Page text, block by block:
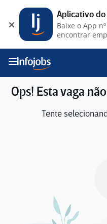
Ops! Esta vaga
Tente
Aplicativo
Baixe o App
encontrar